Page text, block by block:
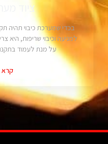
ציוד
בכדי שמערכת כיבוי תהיה
למניעה וכיבוי שריפות, היא
על מנת לעמוד
קרא